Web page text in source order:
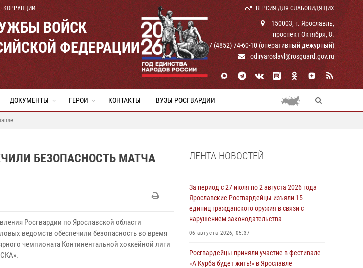
КОРРУПЦИИ ВЕРСИЯ ДЛЯ СЛАБОВИДЯЩИХ
ВОЙСК
ФЕДЕРАЦИИ
150003, г. Ярославль,
проспект Октября, 8.
+ 7 (4852) 74-60-10 (оперативный дежурный)
odiryaroslavl@rosguard.gov.ru
ДОКУМЕНТЫ ГЕРОИ КОНТАКТЫ ВУЗЫ РОСГВАРДИИ
БЕЗОПАСНОСТЬ МАТЧА
Росгвардии по Ярославской области
ведомств обеспечили безопасность во время
чемпионата Континентальной хоккейной лиги
ЛЕНТА НОВОСТЕЙ
За период с 27 июля по 2 августа 2026 года
Ярославские Росгвардейцы изъяли 15
единиц гражданского оружия в связи с
нарушением законодательства
06 августа 2026, 05:37
Росгвардейцы приняли участие в фестивале
«А Курба будет жить!» в Ярославле